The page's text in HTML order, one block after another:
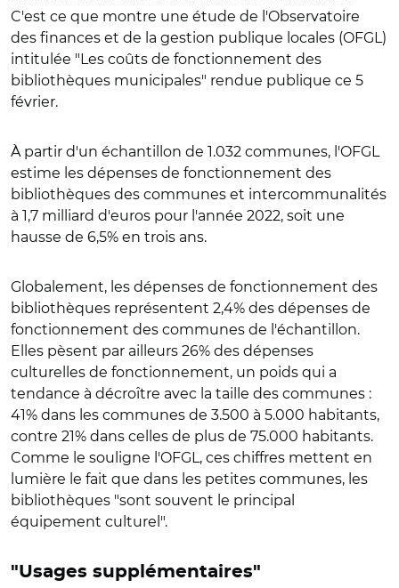
C'est ce que montre une étude de l'Observatoire
des finances et de la gestion publique locales (OFGL)
intitulée "Les coûts de fonctionnement des
bibliothèques municipales" rendue publique ce 5
février.
À partir d'un échantillon de 1.032 communes, l'OFGL
estime les dépenses de fonctionnement des
bibliothèques des communes et intercommunalités
à 1,7 milliard d'euros pour l'année 2022, soit une
hausse de 6,5% en trois ans.
Globalement, les dépenses de fonctionnement des
bibliothèques représentent 2,4% des dépenses de
fonctionnement des communes de l'échantillon.
Elles pèsent par ailleurs 26% des dépenses
culturelles de fonctionnement, un poids qui a
tendance à décroître avec la taille des communes :
41% dans les communes de 3.500 à 5.000 habitants,
contre 21% dans celles de plus de 75.000 habitants.
Comme le souligne l'OFGL, ces chiffres mettent en
lumière le fait que dans les petites communes, les
bibliothèques "sont souvent le principal
équipement culturel".
"Usages supplémentaires"